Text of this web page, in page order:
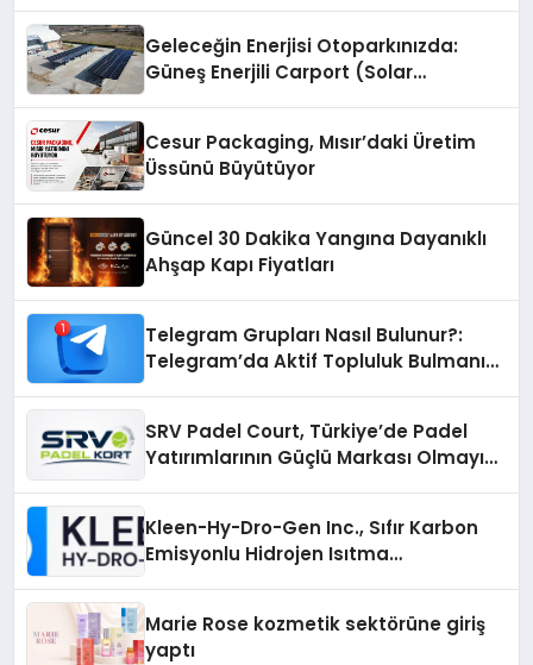
Geleceğin Enerjisi Otoparkınızda:
Güneş Enerjili Carport (Solar
Cesur Packaging, Mısır’daki Üretim
Üssünü Büyütüyor
Güncel 30 Dakika Yangına Dayanıklı
Ahşap Kapı Fiyatları
Telegram Grupları Nasıl Bulunur?:
Telegram’da Aktif Topluluk Bulmanın
SRV Padel Court, Türkiye’de Padel
Yatırımlarının Güçlü Markası Olmayı
Kleen-Hy-Dro-Gen Inc., Sıfır Karbon
Emisyonlu Hidrojen Isıtma
Marie Rose kozmetik sektörüne giriş
yaptı